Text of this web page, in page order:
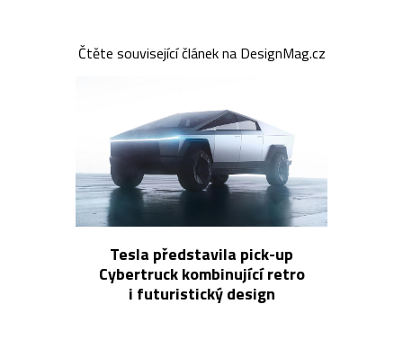
Čtěte související článek na DesignMag.cz
Tesla představila pick-up
Cybertruck kombinující retro
i futuristický design